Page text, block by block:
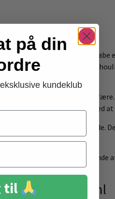
Ground 10ml
der hjælper med at skabe
Pogostemon Cablin
en ren og rolig
og sød duft, der hjælper med
dit hjem eller arbejdsområde.
og jordforbindelse.
din diffuser for en
Oil Ground 10ml
på din
kundeklub
til